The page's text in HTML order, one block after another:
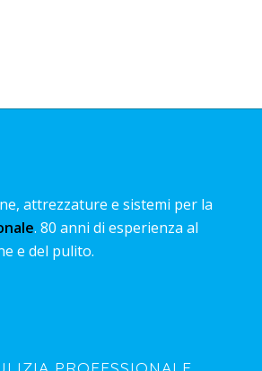
attrezzature e sistemi per la
. 80 anni di esperienza al
e del pulito.